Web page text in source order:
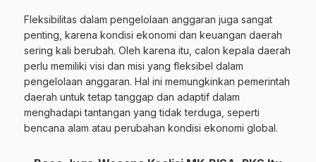
Fleksibilitas dalam pengelolaan anggaran juga sangat
penting, karena kondisi ekonomi dan keuangan daerah
sering kali berubah. Oleh karena itu, calon kepala daerah
perlu memiliki visi dan misi yang fleksibel dalam
pengelolaan anggaran. Hal ini memungkinkan pemerintah
daerah untuk tetap tanggap dan adaptif dalam
menghadapi tantangan yang tidak terduga, seperti
bencana alam atau perubahan kondisi ekonomi global.